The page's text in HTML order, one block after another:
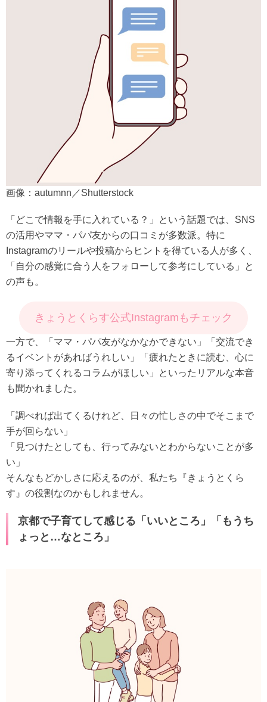
画像：autumnn／Shutterstock
「どこで情報を手に入れている？」という話題では、SNS
の活用やママ・パパ友からの口コミが多数派。特に
Instagramのリールや投稿からヒントを得ている人が多く、
「自分の感覚に合う人をフォローして参考にしている」と
の声も。
きょうとくらす公式Instagramもチェック
一方で、「ママ・パパ友がなかなかできない」「交流でき
るイベントがあればうれしい」「疲れたときに読む、心に
寄り添ってくれるコラムがほしい」といったリアルな本音
も聞かれました。
「調べれば出てくるけれど、日々の忙しさの中でそこまで
手が回らない」
「見つけたとしても、行ってみないとわからないことが多
い」
そんなもどかしさに応えるのが、私たち『きょうとくら
す』の役割なのかもしれません。
京都で子育てして感じる「いいところ」「もうち
ょっと…なところ」